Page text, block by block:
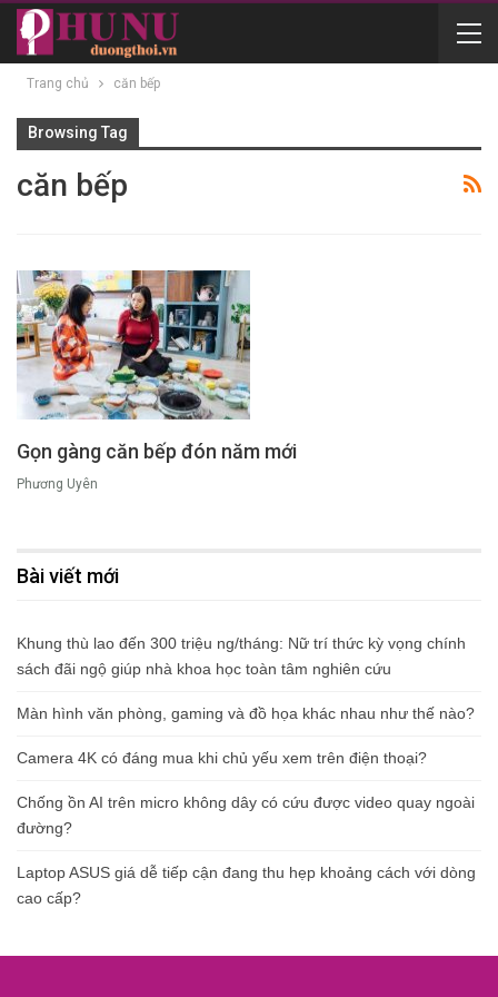
Trang chủ căn bếp
Browsing Tag
căn bếp
Gọn gàng căn bếp đón năm mới
Phương Uyên
Bài viết mới
Khung thù lao đến 300 triệu ng/tháng: Nữ trí thức kỳ vọng chính
sách đãi ngộ giúp nhà khoa học toàn tâm nghiên cứu
Màn hình văn phòng, gaming và đồ họa khác nhau như thế nào?
Camera 4K có đáng mua khi chủ yếu xem trên điện thoại?
Chống ồn AI trên micro không dây có cứu được video quay ngoài
đường?
Laptop ASUS giá dễ tiếp cận đang thu hẹp khoảng cách với dòng
cao cấp?